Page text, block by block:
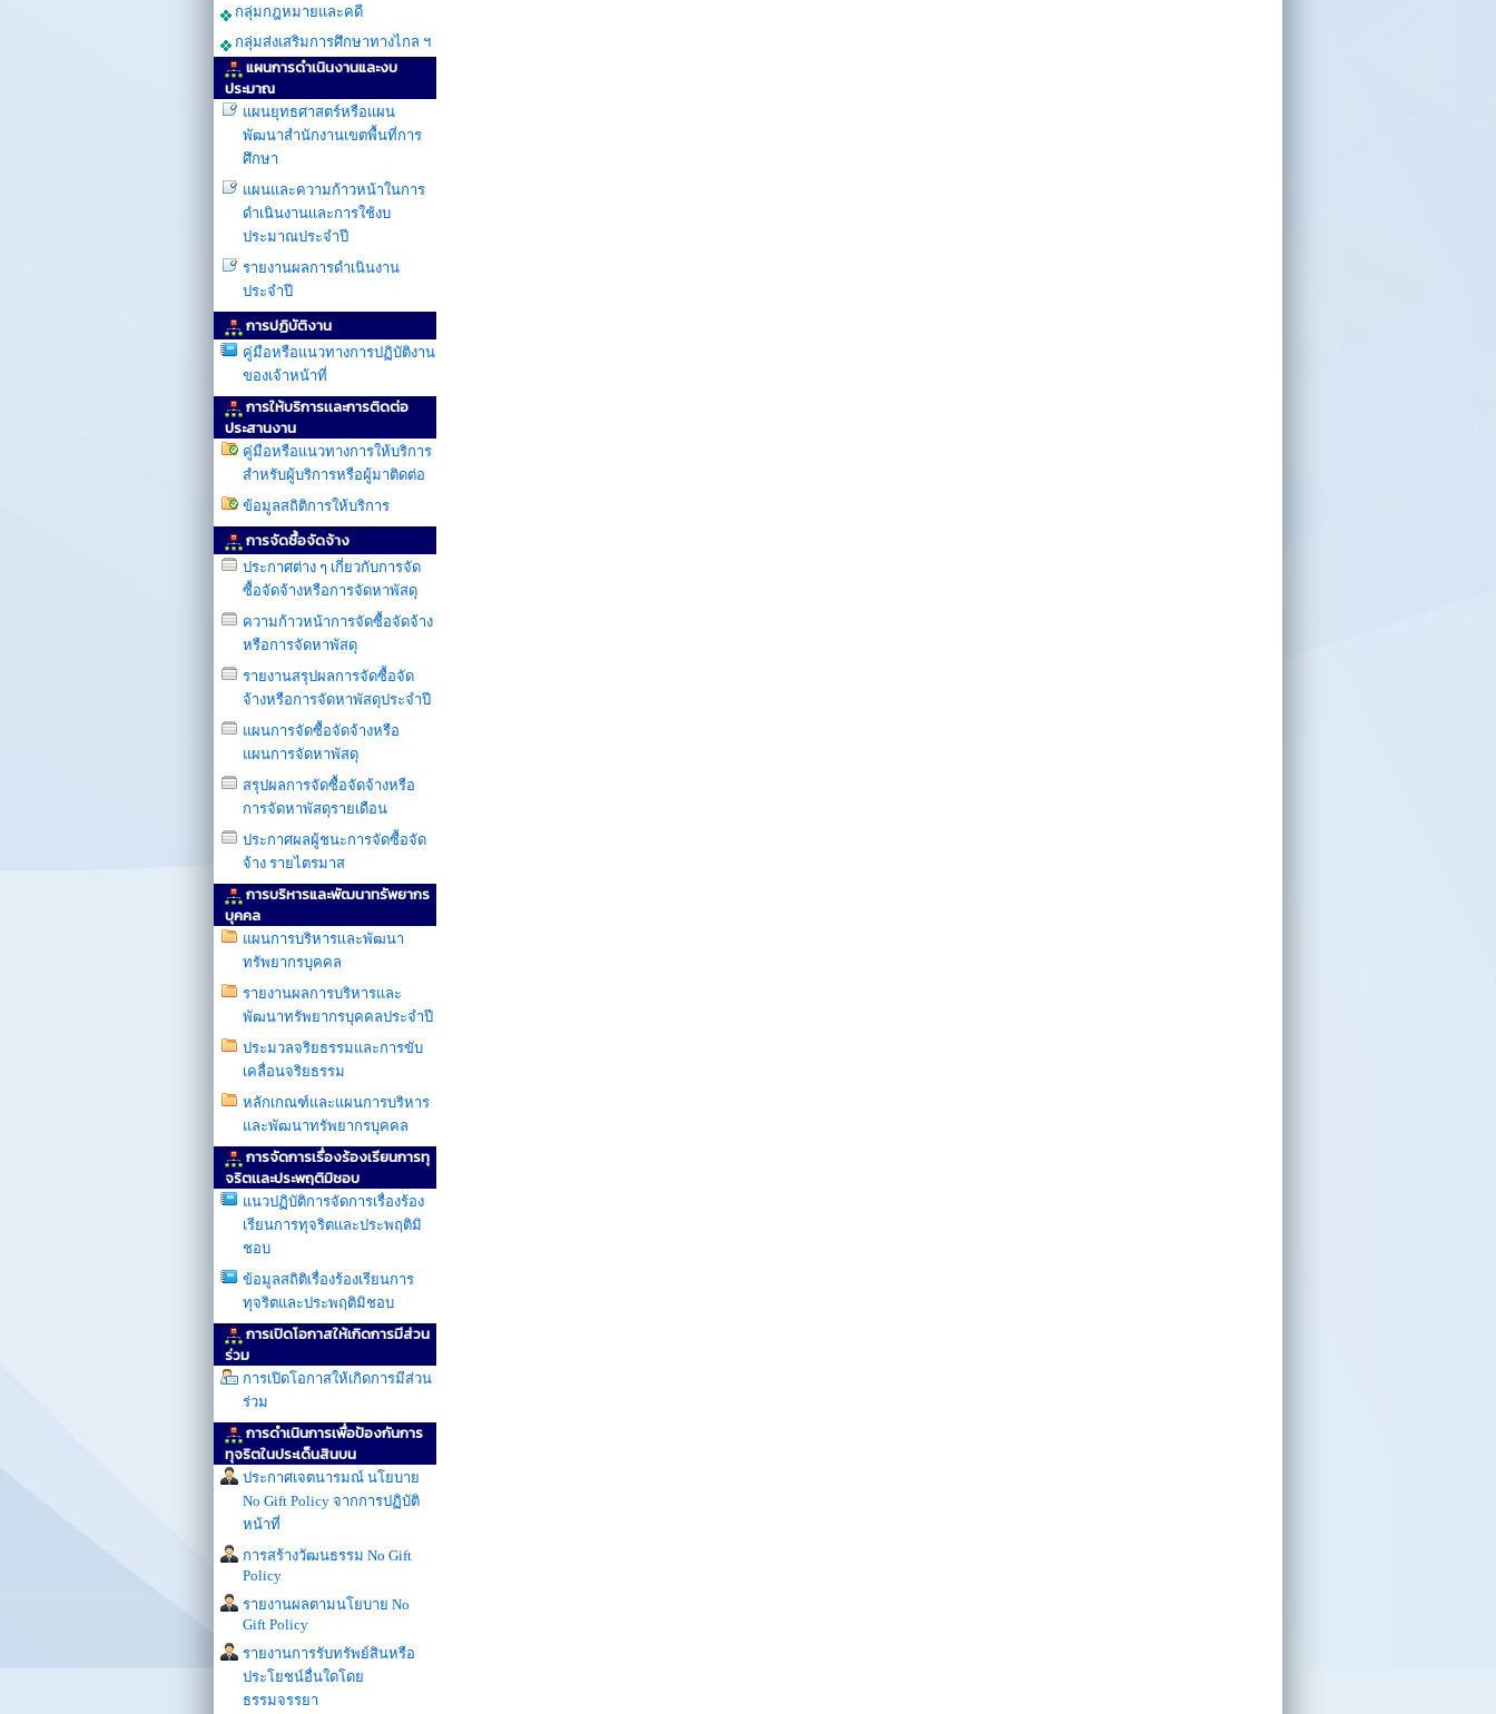
กลุ่มกฎหมายและคดี
กลุ่มส่งเสริมการศึกษาทางไกล ฯ
แผนการดำเนินงานและงบ
ประมาณ
แผนยุทธศาสตร์หรือแผน
พัฒนาสำนักงานเขตพื้นที่การ
ศึกษา
แผนและความก้าวหน้าในการ
ดำเนินงานเเละการใช้งบ
ประมาณประจำปี
รายงานผลการดำเนินงาน
ประจำปี
การปฏิบัติงาน
คู่มือหรือแนวทางการปฏิบัติงาน
ของเจ้าหน้าที่
การให้บริการเเละการติดต่อ
ประสานงาน
คู่มือหรือแนวทางการให้บริการ
สำหรับผู้บริการหรือผู้มาติดต่อ
ข้อมูลสถิติการให้บริการ
การจัดซื้อจัดจ้าง
ประกาศต่าง ๆ เกี่ยวกับการจัด
ซื้อจัดจ้างหรือการจัดหาพัสดุ
ความก้าวหน้าการจัดซื้อจัดจ้าง
หรือการจัดหาพัสดุ
รายงานสรุปผลการจัดซื้อจัด
จ้างหรือการจัดหาพัสดุประจำปี
แผนการจัดซื้อจัดจ้างหรือ
แผนการจัดหาพัสดุ
สรุปผลการจัดซื้อจัดจ้างหรือ
การจัดหาพัสดุรายเดือน
ประกาศผลผู้ชนะการจัดซื้อจัด
จ้าง รายไตรมาส
การบริหารและพัฒนาทรัพยากร
บุคคล
แผนการบริหารเเละพัฒนา
ทรัพยากรบุคคล
รายงานผลการบริหารและ
พัฒนาทรัพยากรบุคคลประจำปี
ประมวลจริยธรรมและการขับ
เคลื่อนจริยธรรม
หลักเกณฑ์และแผนการบริหาร
และพัฒนาทรัพยากรบุคคล
การจัดการเรื่องร้องเรียนการทุ
จริตเเละประพฤติมิชอบ
แนวปฏิบัติการจัดการเรื่องร้อง
เรียนการทุจริตและประพฤติมิ
ชอบ
ข้อมูลสถิติเรื่องร้องเรียนการ
ทุจริตและประพฤติมิชอบ
การเปิดโอกาสให้เกิดการมีส่วน
ร่วม
การเปิดโอกาสให้เกิดการมีส่วน
ร่วม
การดำเนินการเพื่อป้องกันการ
ทุจริตในประเด็นสินบน
ประกาศเจตนารมณ์ นโยบาย
No Gift Policy จากการปฏิบัติ
หน้าที่
การสร้างวัฒนธรรม No Gift
Policy
รายงานผลตามนโยบาย No
Gift Policy
รายงานการรับทรัพย์สินหรือ
ประโยชน์อื่นใดโดย
ธรรมจรรยา